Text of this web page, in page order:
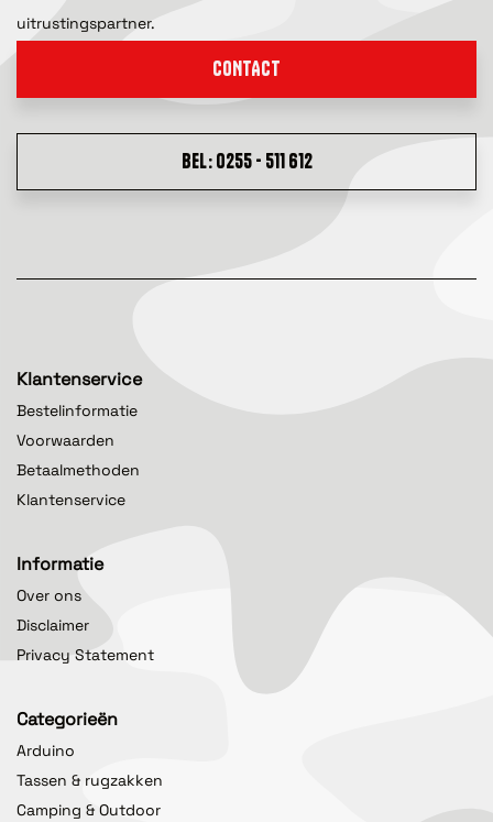
uitrustingspartner.
CONTACT
BEL: 0255 - 511 612
Klantenservice
Bestelinformatie
Voorwaarden
Betaalmethoden
Klantenservice
Informatie
Over ons
Disclaimer
Privacy Statement
Categorieën
Arduino
Tassen & rugzakken
Camping & Outdoor